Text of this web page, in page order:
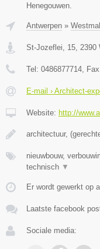
Henegouwen.
Antwerpen »
St-Jozeflei, 15 2390
Tel: 0486877714 ,
E-mail › Architect-
Website: http://
architectuur,
nieuwbouw,
technisch ▼
Er wordt gewerkt op
Laatste facebook
Sociale media: